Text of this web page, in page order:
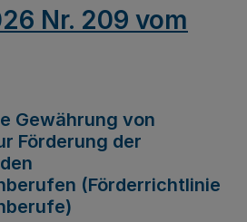
Nr. 209 vom
Gewährung von
Förderung der
(Förderrichtlinie